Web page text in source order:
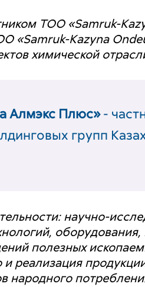
ТОО «Samruk-
«Samruk-Kazyna
химической
Алмэкс Плюс»-
групп
научно-
полезных
и реализация
народного